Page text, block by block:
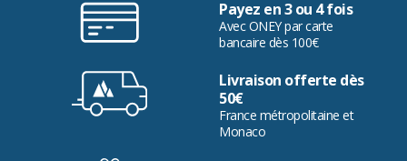
Payez en 3 ou 4 fois
Avec ONEY par carte
bancaire dès 100€
Livraison offerte dès
50€
France métropolitaine et
Monaco